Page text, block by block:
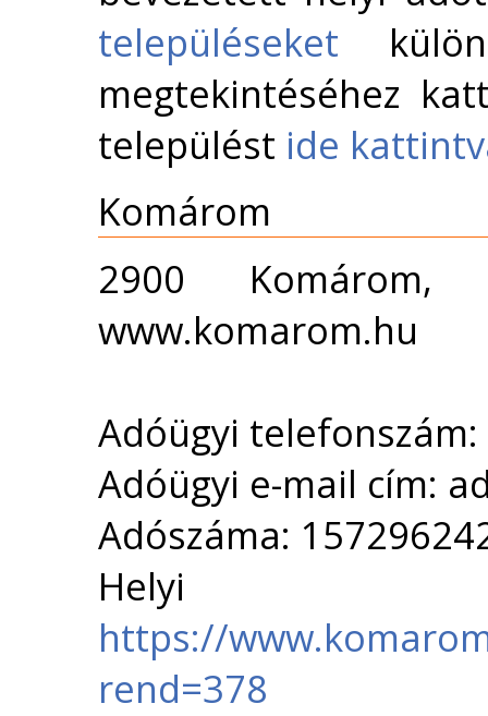
településeket
megtekintéséhez
települést ide
Komárom
2900
www.komarom.hu
Adóügyi
Adóügyi e-mail cím:
Adószáma:
Helyi
https://
rend=378